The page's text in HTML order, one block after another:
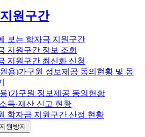
원구간
보는 학자금 지원구간
지원구간 정보 조회
지원구간 최신화 신청
용)가구원 정보제공 동의현황 및 동
)가구원 정보제공 동의현황
득·재산 신고 현황
학자금 지원구간 산정 현황
원방지